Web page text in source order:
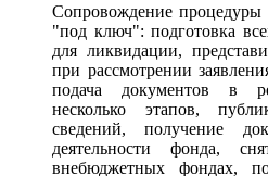
Сопровождение процедуры
"под ключ": подготовка
для ликвидации,
при рассмотрении
подача документов в
несколько этапов,
сведений, получение
деятельности фонда,
внебюджетных фондах,